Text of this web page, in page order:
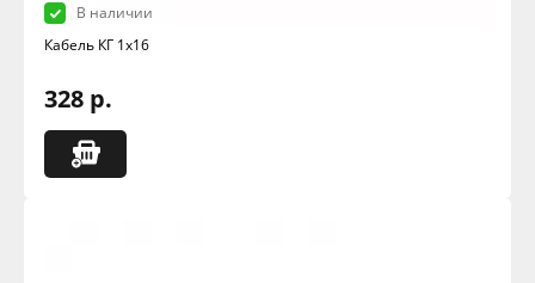
В наличии
Кабель КГ 1х16
328 р.